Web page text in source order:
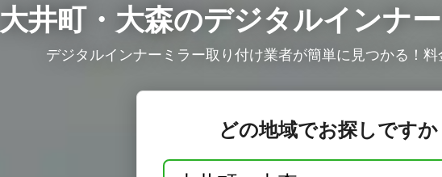
大井町・大森のデジタルインナ
デジタルインナーミラー取り付け業者が簡単に見つかる！料
どの地域でお探しですか